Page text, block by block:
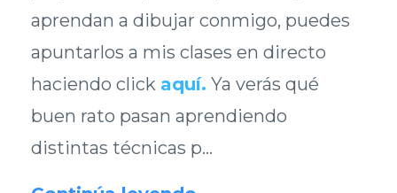
aprendan a dibujar conmigo, puedes
apuntarlos a mis clases en directo
haciendo click aquí. Ya verás qué
buen rato pasan aprendiendo
distintas técnicas p...